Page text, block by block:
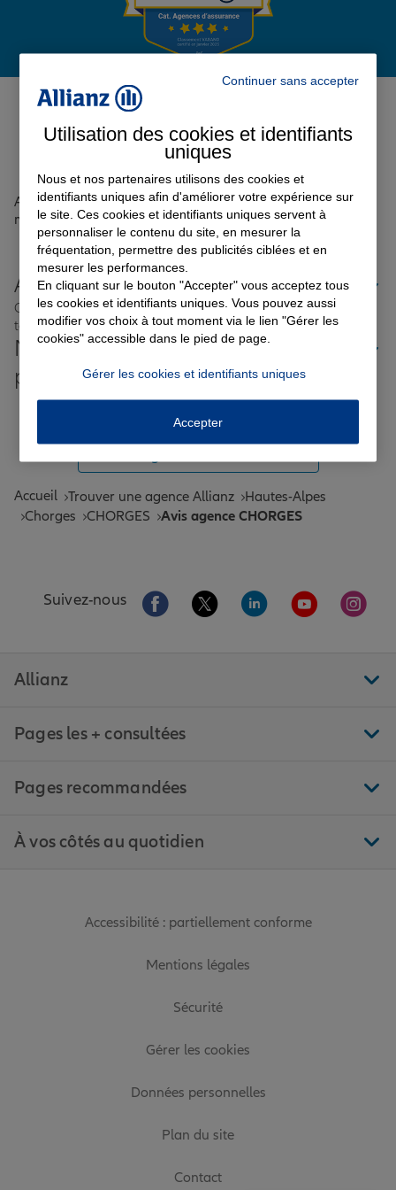
Garantie des accidents de la vie
Assurance scolaire
Protection juridique
Retraite
Tous nos devis d'assurance
Avis de l'agence Agence
CHORGES
0
Avis sur une période de 6 mois
Aucun avis sur votre agence n'a été retrouvé pour le
moment
Allianz proche de chez vous
Où que vous soyez en France, nos agences Allianz sont
toujours près de chez vous.
Nos offres d'assurance dans les
plus grandes villes de France
Accueil Trouver une agence Allianz
Hautes-Alpes
Chorges
CHORGES Avis agence CHORGES
Suivez-nous Aller sur la page Facebook de Allianz
Aller sur la page Twitter de
Aller sur la page
Aller sur la
Aller
Allianz
Pages les + consultées
Pages recommandées
À vos côtés au quotidien
Accessibilité : partiellement conforme
Mentions légales
Sécurité
Gérer les cookies
Données personnelles
Plan du site
Contact
Continuer sans accepter
Utilisation des cookies et identifiants
uniques
Nous et nos partenaires utilisons des cookies et
identifiants uniques afin d'améliorer votre expérience sur
le site. Ces cookies et identifiants uniques servent à
personnaliser le contenu du site, en mesurer la
fréquentation, permettre des publicités ciblées et en
mesurer les performances.
En cliquant sur le bouton "Accepter" vous acceptez tous
les cookies et identifiants uniques. Vous pouvez aussi
modifier vos choix à tout moment via le lien "Gérer les
cookies" accessible dans le pied de page.
Gérer les cookies et identifiants uniques
Accepter